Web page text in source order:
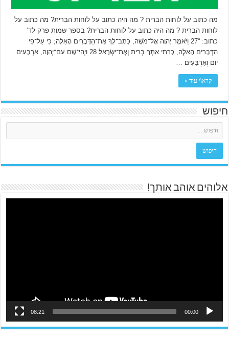
מה כתוב על לוחות הברית ? מה היה כתוב על לוחות הברית? מה כתוב על
לוחות הברית ? מה היה כתוב על לוחות הברית? בספר שמות פרק לד’
כתוב: “27 וַיֹּאמֶר יְהוָה אֶל־מֹשֶׁה, כְּתָב־לְךָ אֶת־הַדְּבָרִים הָאֵלֶּה; כִּי עַל־פִּי
הַדְּבָרִים הָאֵלֶּה, כָּרַתִּי אִתְּךָ בְּרִית וְאֶת־יִשְׂרָאֵל׃ 28 וַיְהִי־שָׁם עִם־יְהוָה, אַרְבָּעִים
יוֹם וְאַרְבָּעִים …
קרא\י עוד »
חיפוש
אלוהים אוהב אותך!
00:00
08:21